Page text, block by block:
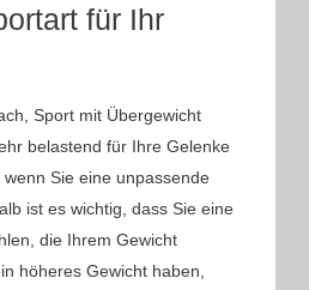
für Ihr
Sport mit Übergewicht
belastend für Ihre Gelenke
Sie eine unpassende
ist es wichtig, dass Sie eine
die Ihrem Gewicht
höheres Gewicht haben,